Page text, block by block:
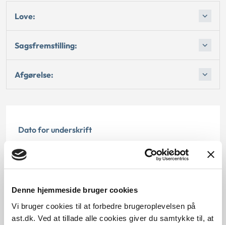
Denne hjemmeside bruger cookies
Vi bruger cookies til at forbedre brugeroplevelsen på
ast.dk. Ved at tillade alle cookies giver du samtykke til, at
Love:
Sagsfremstilling:
Afgørelse:
Dato for underskrift
22.12.2003
10.07.2013
Paragraf